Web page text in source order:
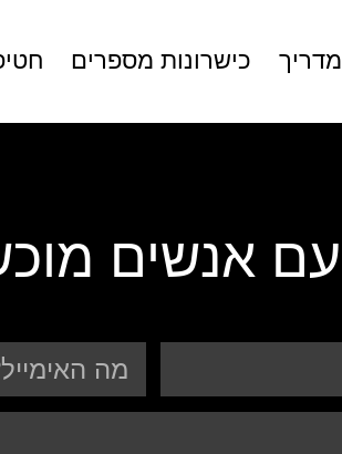
כישרונות מספרים
אנשים